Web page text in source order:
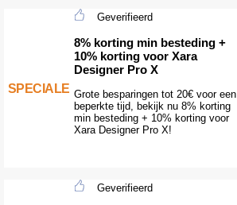
SPECIALE
Geverifieerd
8% korting min besteding +
10% korting voor Xara
Designer Pro X
Grote besparingen tot 20€ voor een
beperkte tijd, bekijk nu 8% korting
min besteding + 10% korting voor
Xara Designer Pro X!
Geverifieerd